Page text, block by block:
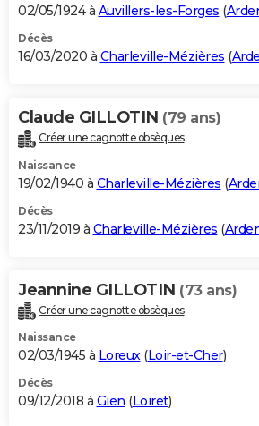
02/05/1924 à Auvillers-les-Forges (
Décès
16/03/2020 à Charleville-Mézières (
Claude GILLOTIN (79 ans)
Créer une cagnotte obsèques
Naissance
19/02/1940 à Charleville-Mézières (
Décès
23/11/2019 à Charleville-Mézières (
Jeannine GILLOTIN (73 ans)
Créer une cagnotte obsèques
Naissance
02/03/1945 à Loreux(Loir-et-Cher)
Décès
09/12/2018 à Gien (Loiret)